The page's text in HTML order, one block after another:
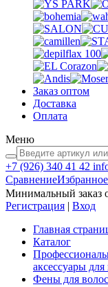
Заказ оптом
Доставка
Оплата
Меню
+7 (926) 340 41 42
СравнениеИзбранное
Минимальный заказ
Регистрация | Вход
Главная
Каталог
аксессуары
Фены для